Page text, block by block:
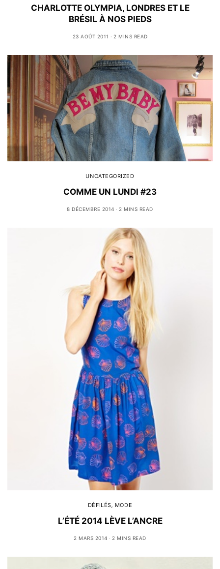
CHARLOTTE OLYMPIA, LONDRES ET LE
BRÉSIL À NOS PIEDS
23 AOÛT 2011 2 MINS READ
UNCATEGORIZED
COMME UN LUNDI #23
8 DÉCEMBRE 2014 2 MINS READ
DÉFILÉS MODE
L’ÉTÉ 2014 LÈVE L’ANCRE
2 MARS 2014 2 MINS READ